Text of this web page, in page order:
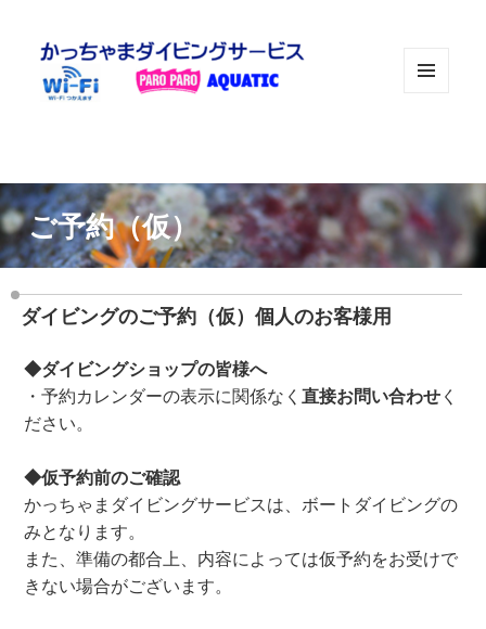
ご予約（仮）
ダイビングのご予約（仮）個人のお客様用
◆ダイビングショップの皆様へ
・予約カレンダーの表示に関係なく直接お問い合わせ く
ださい。
◆仮予約前のご確認
かっちゃまダイビングサービスは、ボートダイビングの
みとなります。
また、準備の都合上、内容によっては仮予約をお受けで
きない場合がございます。